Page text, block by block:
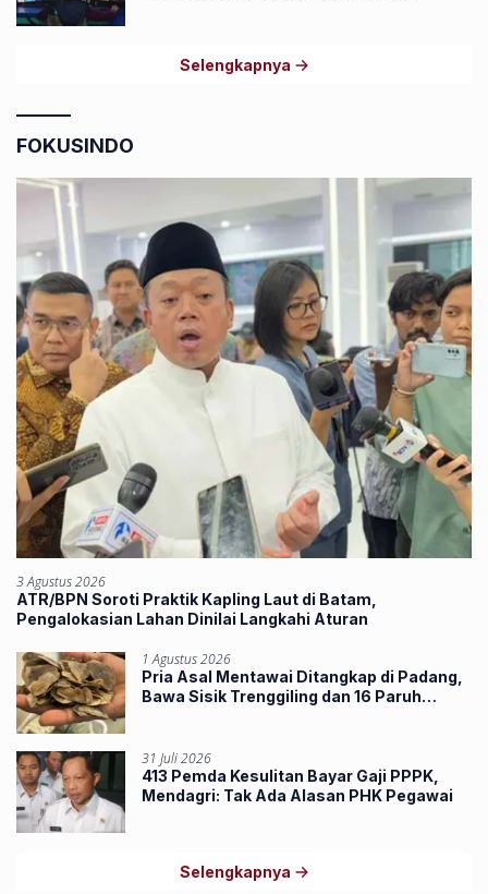
Selengkapnya
FOKUSINDO
3 Agustus 2026
ATR/BPN Soroti Praktik Kapling Laut di Batam,
Pengalokasian Lahan Dinilai Langkahi Aturan
1 Agustus 2026
Pria Asal Mentawai Ditangkap di Padang,
Bawa Sisik Trenggiling dan 16 Paruh
31 Juli 2026
413 Pemda Kesulitan Bayar Gaji PPPK,
Mendagri: Tak Ada Alasan PHK Pegawai
Selengkapnya